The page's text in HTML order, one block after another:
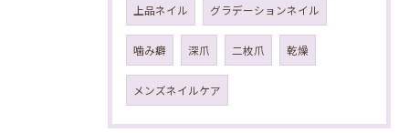
上品ネイル グラデーションネイル
噛み癖 深爪 二枚爪 乾燥
メンズネイルケア